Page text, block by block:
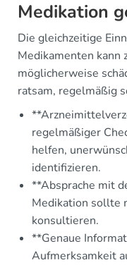
Medikation
Die gleichzeitige
Medikamenten kann
möglicherweise
ratsam, regelmäßig
regelmäßiger
helfen,
identifizieren.
**Absprache mit
Medikation sollte
konsultieren.
**Genaue
Aufmerksamkeit